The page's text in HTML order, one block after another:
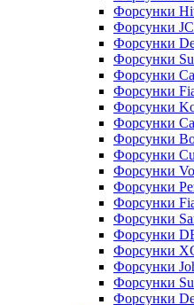
Форсунки
Форсунки
Форсунки
Форсунки
Форсунки
Форсунки
Форсунки
Форсунки
Форсунки
Форсунки
Форсунки
Форсунки
Форсунки
Форсунки
Форсунки
Форсунки
Форсунки
Форсунки
Форсунки